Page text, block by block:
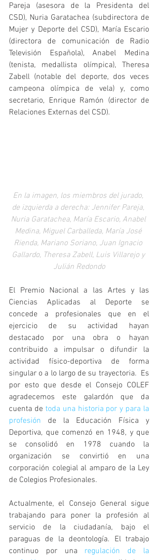
Pareja (asesora de la Presidenta del
CSD), Nuria Garatachea (subdirectora de
Mujer y Deporte del CSD), María Escario
(directora de comunicación de Radio
Televisión Española), Anabel Medina
(tenista, medallista olímpica), Theresa
Zabell (notable del deporte, dos veces
campeona olímpica de vela) y, como
secretario, Enrique Ramón (director de
Relaciones Externas del CSD).
En la imagen, los miembros del jurado,
de izquierda a derecha: Jennifer Pareja,
Nuria Garatachea, María Escario, Anabel
Medina, Miguel Carballeda, María José
Rienda, Mariano Soriano, Juan Ignacio
Gallardo, Theresa Zabell, Luis Villarejo y
Julián Redondo
El Premio Nacional a las Artes y las
Ciencias Aplicadas al Deporte se
concede a profesionales que en el
ejercicio de su actividad hayan
destacado por una obra o hayan
contribuido a impulsar o difundir la
actividad físico-deportiva de forma
singular o a lo largo de su trayectoria.  Es
por esto que desde el Consejo COLEF
agradecemos este galardón que da
cuenta de toda una historia por y para la
profesión de la Educación Física y
Deportiva, que comenzó en 1948, y que
se consolidó en 1978 cuando la
organización se convirtió en una
corporación colegial al amparo de la Ley
de Colegios Profesionales.
Actualmente, el Consejo General sigue
trabajando para poner la profesión al
servicio de la ciudadanía, bajo el
paraguas de la deontología. El trabajo
continuo por una regulación de la